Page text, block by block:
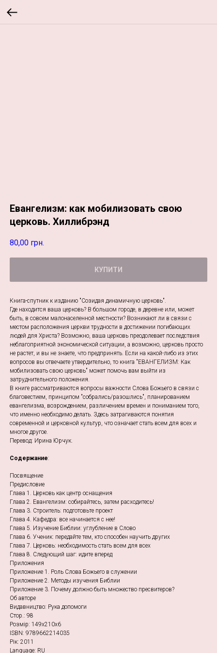
Евангелизм: как мобилизовать свою
церковь. Хиллибрэнд
80,00 грн.
КУПИТИ
Книга-спутник к изданию "Созидая динамичную церковь".
Где находится ваша церковь? В большом городе, в деревне или, может
быть, в совсем малонаселенной местности? Возникают ли в связи с
местом расположения церкви трудности в достижении погибающих
людей для Христа? Возможно, ваша церковь преодолевает последствия
неблагоприятной экономической ситуации, а возможно, церковь просто
не растет, и вы не знаете, что предпринять. Если на какой-либо из этих
вопросов вы отвечаете утвердительно, то книга "ЕВАНГЕЛИЗМ: Как
мобилизовать свою церковь" может помочь вам выйти из
затруднительного положения.
В книге рассматриваются вопросы важности Слова Божьего в связи с
благовестием, принципом "собрались/разошлись", планированием
евангелизма, возрождением, различением времен и пониманием того,
что именно необходимо делать. Здесь затрагиваются понятия
современной и церковной культур, что означает стать всем для всех и
многое другое.
Перевод: Ирина Юрчук.
Содержание:
Посвящение
Предисловие
Глава 1. Церковь как центр оснащения
Глава 2. Евангелизм: собирайтесь, затем расходитесь!
Глава 3. Строитель: подготовьте проект
Глава 4. Кафедра: все начинается с нее!
Глава 5. Изучение Библии: углубление в Слово
Глава 6. Ученик: передайте тем, кто способен научить других
Глава 7. Церковь: необходимость стать всем для всех
Глава 8. Следующий шаг: идите вперед
Приложения
Приложение 1. Роль Слова Божьего в служении
Приложение 2. Методы изучения Библии
Приложение 3. Почему должно быть множество пресвитеров?
Об авторе
Видавництво: Рука допомоги
Стор.: 98
Розмір: 149х210х6
ISBN: 9789662214035
Рік: 2011
Language: RU